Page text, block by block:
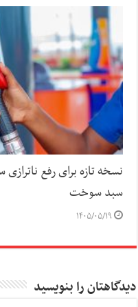
نسخه تازه برای رفع
سبد سوخت
۱۴۰۵/۰۵/۱۹
دیدگاهتان را بنویسید